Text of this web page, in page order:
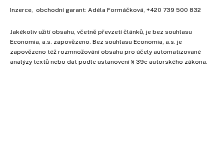
Inzerce , obchodní garant: Adéla Formáčková +420 739 500 832
Jakékoliv užití obsahu, včetně převzetí článků, je bez souhlasu
Economia, a.s. zapovězeno. Bez souhlasu Economia, a.s. je
zapovězeno též rozmnožování obsahu pro účely automatizované
analýzy textů nebo dat podle ustanovení § 39c autorského zákona.